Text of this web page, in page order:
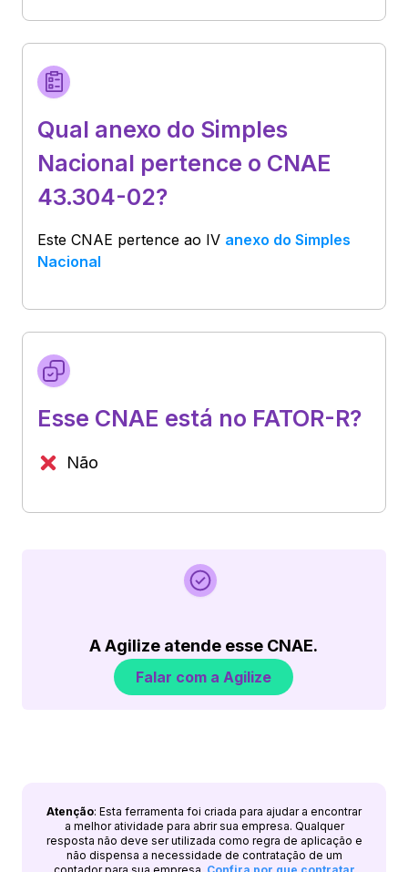
Qual anexo do Simples
Nacional pertence o CNAE
43.304-02?
Este CNAE pertence ao IV anexo do Simples
Nacional
Esse CNAE está no FATOR-R?
Não
A Agilize atende esse CNAE.
Falar com a Agilize
Atenção: Esta ferramenta foi criada para ajudar a encontrar
a melhor atividade para abrir sua empresa. Qualquer
resposta não deve ser utilizada como regra de aplicação e
não dispensa a necessidade de contratação de um